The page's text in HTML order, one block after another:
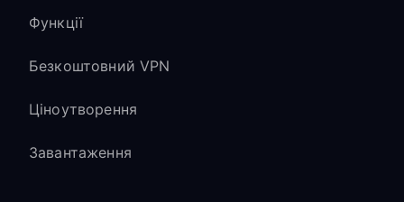
Функції
Безкоштовний VPN
Ціноутворення
Завантаження